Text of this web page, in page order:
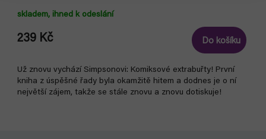
skladem, ihned k odeslání
239 Kč Do košíku
Už znovu vychází Simpsonovi: Komiksové extrabuřty! První
kniha z úspěšné řady byla okamžitě hitem a dodnes je o ní
největší zájem, takže se stále znovu a znovu dotiskuje!